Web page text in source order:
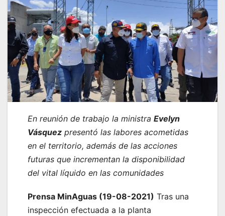
En reunión de trabajo la ministra Evelyn
Vásquez presentó las labores acometidas
en el territorio, además de las acciones
futuras que incrementan la disponibilidad
del vital líquido en las comunidades
Prensa MinAguas (19-08-2021) Tras una
inspección efectuada a la planta